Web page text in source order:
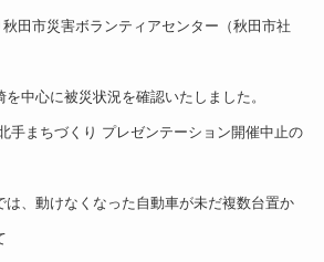
田市災害ボランティアセンター（秋田市社
中心に被災状況を確認いたしました。
手まちづくり プレゼンテーション開催中止の
、動けなくなった自動車が未だ複数台置か